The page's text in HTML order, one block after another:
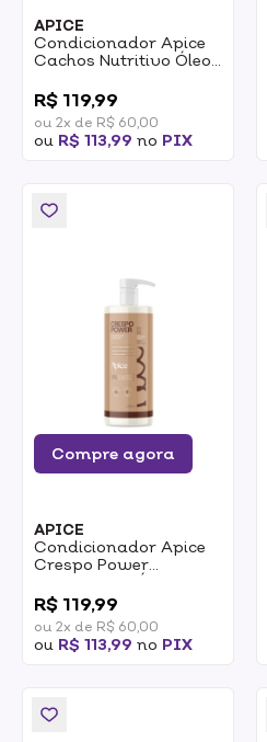
APICE
Condicionador Apice
Cachos Nutritivo Óleo
Karité 1l
R$ 119,99
ou 2x de R$ 60,00
ou R$ 113,99 no PIX
Compre agora
APICE
Condicionador Apice
Crespo Power
Acidificante Óleo De
Rícino E Manteiga De
Karité 1L
R$ 119,99
ou 2x de R$ 60,00
ou R$ 113,99 no PIX